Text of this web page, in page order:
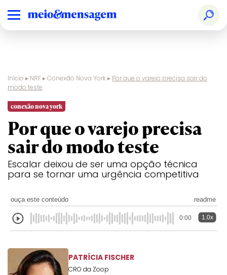
Início ▸ NRF▸Conexão Nova York▸ Por que o varejo precisa sair do
modo teste
conexão nova york
Por que o varejo precisa
sair do modo teste
Escalar deixou de ser uma opção técnica
para se tornar uma urgência competitiva
ouça este conteúdo readme
0:00 1.0x
PATRÍCIA FISCHER
CRO da Zoop